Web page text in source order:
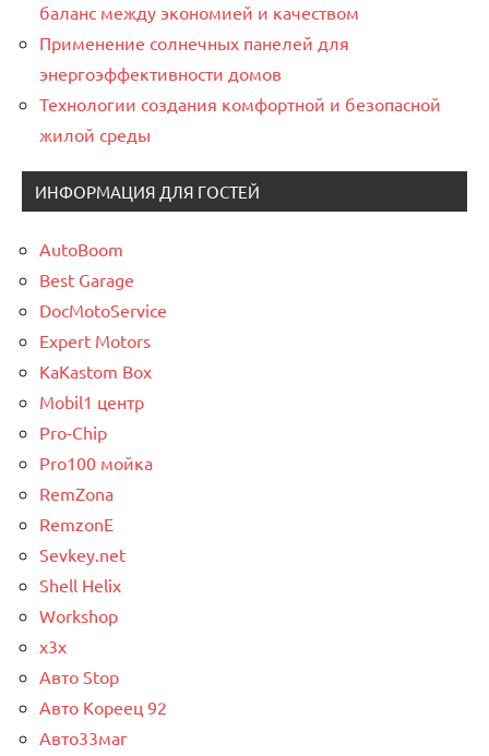
баланс между экономией и качеством
Применение солнечных панелей для
энергоэффективности домов
Технологии создания комфортной и безопасной
жилой среды
ИНФОРМАЦИЯ ДЛЯ ГОСТЕЙ
AutoBoom
Best Garage
DocMotoService
Expert Motors
KaKastom Box
Mobil1 центр
Pro-Chip
Pro100 мойка
RemZona
RemzonE
Sevkey.net
Shell Helix
Workshop
x3x
Авто Stop
Авто Кореец 92
Авто33маг